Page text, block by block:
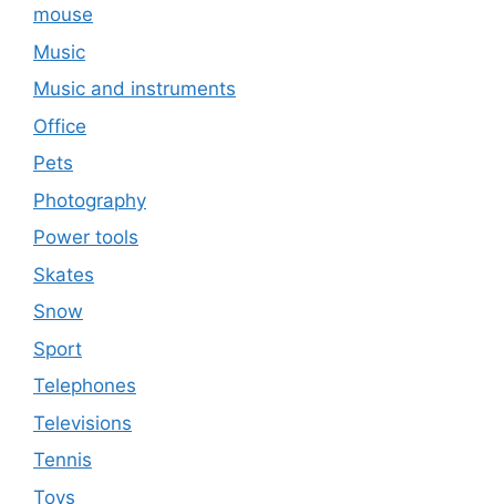
mouse
Music
Music and instruments
Office
Pets
Photography
Power tools
Skates
Snow
Sport
Telephones
Televisions
Tennis
Toys